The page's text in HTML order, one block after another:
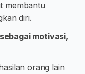
membantu
diri.
motivasi,
orang lain